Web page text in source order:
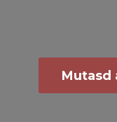
Mutasd